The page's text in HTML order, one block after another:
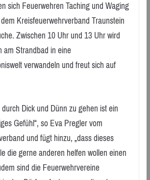
sich Feuerwehren Taching und Waging
Kreisfeuerwehrverband Traunstein
Zwischen 10 Uhr und 13 Uhr wird
Strandbad in eine
verwandeln und freut sich auf
Dick und Dünn zu gehen ist ein
Gefühl“, so Eva Pregler vom
und fügt hinzu, „dass dieses
die gerne anderen helfen wollen einen
sind die Feuerwehrvereine